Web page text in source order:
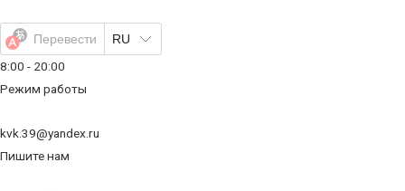
содержимому
Перевести
RU
8:00 - 20:00
Режим работы
kvk.39@yandex.ru
Пишите нам